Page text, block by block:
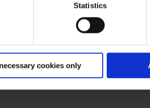
Statistics
cookies only